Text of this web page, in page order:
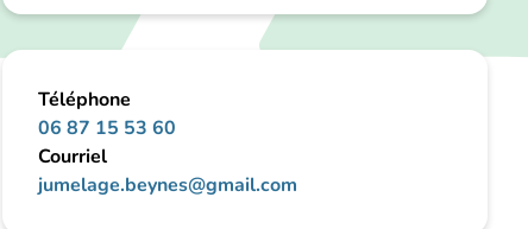
Téléphone
06 87 15 53 60
Courriel
jumelage.beynes@gmail.com